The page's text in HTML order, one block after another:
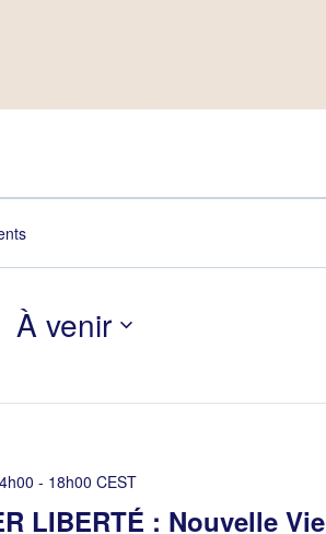
À venir
LIBERTÉ : Nouvelle Vie
- 18h00 CEST